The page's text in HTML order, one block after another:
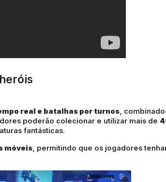
real e batalhas por turnos,
poderão colecionar e utilizar mais de
fantásticas.
móveis, permitindo que os jogadores